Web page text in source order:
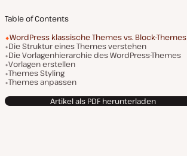
Table of Contents
WordPress klassische Themes vs. Block-Themes
Die Struktur eines Themes verstehen
Die Vorlagenhierarchie des WordPress-Themes
Vorlagen erstellen
Themes Styling
Themes anpassen
Artikel als PDF herunterladen